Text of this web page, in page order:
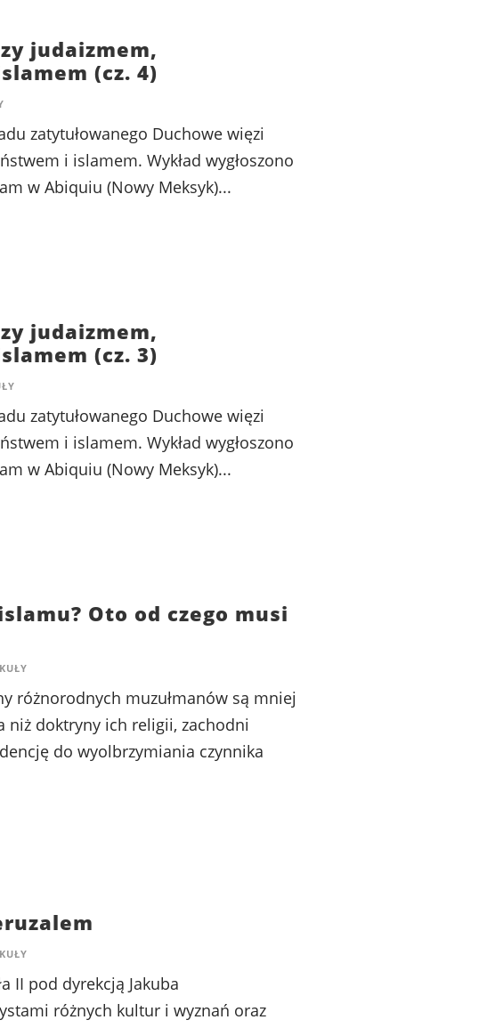
judaizmem,
(cz. 4)
zatytułowanego Duchowe więzi
i islamem. Wykład wygłoszono
w Abiquiu (Nowy Meksyk)...
judaizmem,
(cz. 3)
zatytułowanego Duchowe więzi
i islamem. Wykład wygłoszono
w Abiquiu (Nowy Meksyk)...
Oto od czego musi
różnorodnych muzułmanów są mniej
niż doktryny ich religii, zachodni
do wyolbrzymiania czynnika
II pod dyrekcją Jakuba
różnych kultur i wyznań oraz